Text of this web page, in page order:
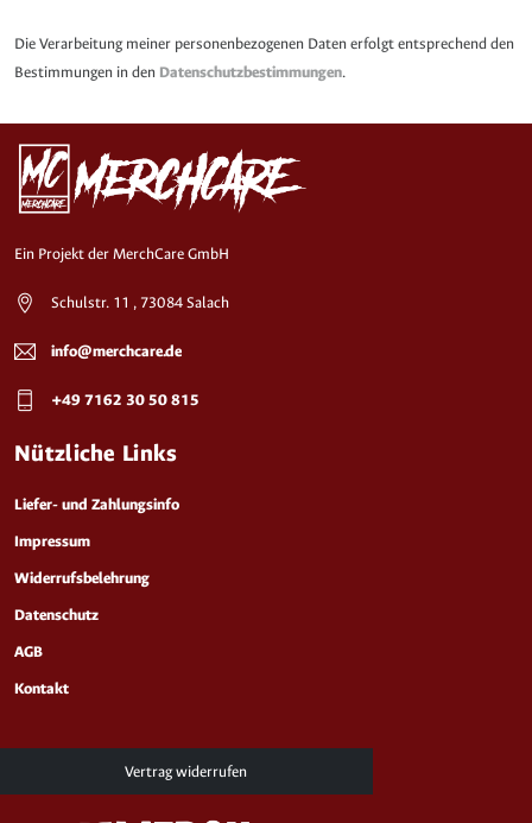
Die Verarbeitung meiner personenbezogenen Daten erfolgt entsprechend den
Bestimmungen in den Datenschutzbestimmungen.
Ein Projekt der MerchCare GmbH
Schulstr. 11 , 73084 Salach
info@merchcare.de
+49 7162 30 50 815
Nützliche Links
Liefer- und Zahlungsinfo
Impressum
Widerrufsbelehrung
Datenschutz
AGB
Kontakt
Vertrag widerrufen